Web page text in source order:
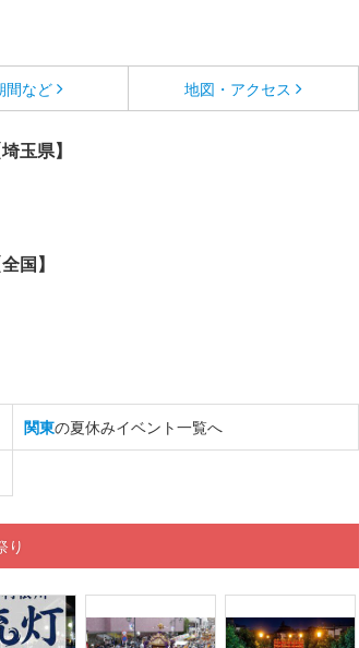
間など 地図・アクセス
玉県】
国】
関東の夏休みイベント一覧へ
り